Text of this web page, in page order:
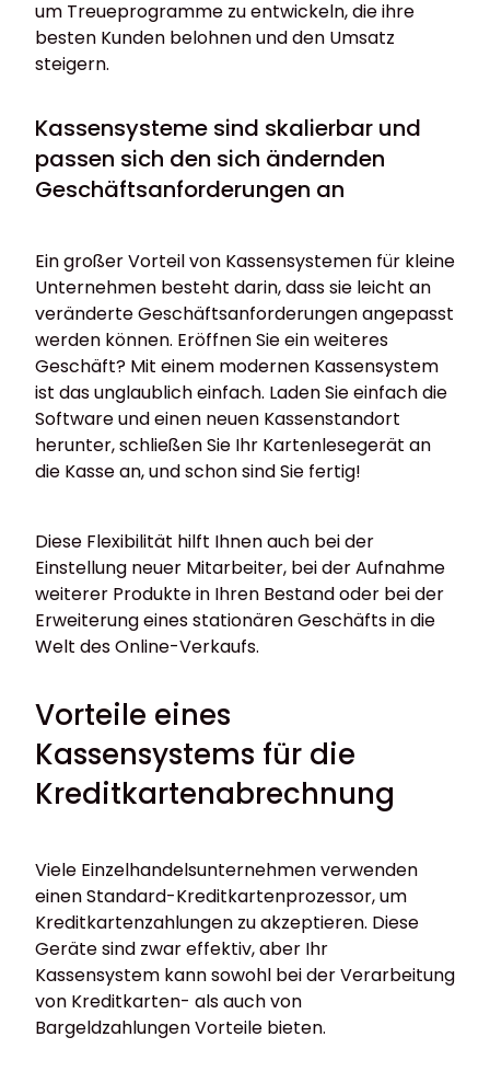
um Treueprogramme zu entwickeln, die ihre
besten Kunden belohnen und den Umsatz
steigern.
Kassensysteme sind skalierbar und
passen sich den sich ändernden
Geschäftsanforderungen an
Ein großer Vorteil von Kassensystemen für kleine
Unternehmen besteht darin, dass sie leicht an
veränderte Geschäftsanforderungen angepasst
werden können. Eröffnen Sie ein weiteres
Geschäft? Mit einem modernen Kassensystem
ist das unglaublich einfach. Laden Sie einfach die
Software und einen neuen Kassenstandort
herunter, schließen Sie Ihr Kartenlesegerät an
die Kasse an, und schon sind Sie fertig!
Diese Flexibilität hilft Ihnen auch bei der
Einstellung neuer Mitarbeiter, bei der Aufnahme
weiterer Produkte in Ihren Bestand oder bei der
Erweiterung eines stationären Geschäfts in die
Welt des Online-Verkaufs.
Vorteile eines
Kassensystems für die
Kreditkartenabrechnung
Viele Einzelhandelsunternehmen verwenden
einen Standard-Kreditkartenprozessor, um
Kreditkartenzahlungen zu akzeptieren. Diese
Geräte sind zwar effektiv, aber Ihr
Kassensystem kann sowohl bei der Verarbeitung
von Kreditkarten- als auch von
Bargeldzahlungen Vorteile bieten.